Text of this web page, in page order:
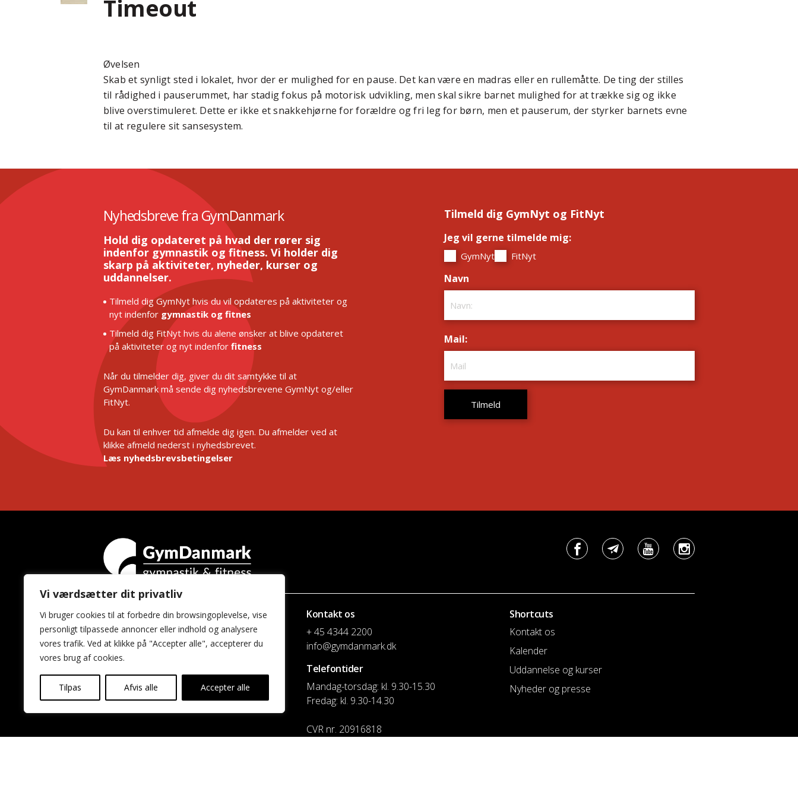
Vi værdsætter dit privatliv
Vi bruger cookies til at forbedre din browsingoplevelse, vise
personligt tilpassede annoncer eller indhold og analysere
vores trafik. Ved at klikke på "Accepter alle", accepterer du
vores brug af cookies.
Tilpas Afvis alle Accepter alle
Timeout
Øvelsen
Skab et synligt sted i lokalet, hvor der er mulighed for en pause. Det kan være en madras eller en rullemåtte. De ting der stilles
til rådighed i pauserummet, har stadig fokus på motorisk udvikling, men skal sikre barnet mulighed for at trække sig og ikke
blive overstimuleret. Dette er ikke et snakkehjørne for forældre og fri leg for børn, men et pauserum, der styrker barnets evne
til at regulere sit sansesystem.
Nyhedsbreve fra GymDanmark
Hold dig opdateret på hvad der rører sig
indenfor gymnastik og fitness. Vi holder dig
skarp på aktiviteter, nyheder, kurser og
uddannelser.
Tilmeld dig GymNyt hvis du vil opdateres på aktiviteter og
nyt indenfor gymnastik og fitnes
Tilmeld dig FitNyt hvis du alene ønsker at blive opdateret
på aktiviteter og nyt indenfor fitness
Når du tilmelder dig, giver du dit samtykke til at
GymDanmark må sende dig nyhedsbrevene GymNyt og/eller
FitNyt.
Du kan til enhver tid afmelde dig igen. Du afmelder ved at
klikke afmeld nederst i nyhedsbrevet.
Læs nyhedsbrevsbetingelser
Tilmeld dig GymNyt og FitNyt
Jeg vil gerne tilmelde mig:
GymNyt FitNyt
Navn
Mail:
GymDanmark
Idrættens Hus
Brøndby Stadion 20
2605 Brøndby
Kontakt os
+ 45 4344 2200
info@gymdanmark.dk
Telefontider
Mandag-torsdag: kl. 9.30-15.30
Fredag: kl. 9.30-14.30
CVR nr. 20916818
Shortcuts
Kontakt os
Kalender
Uddannelse og kurser
Nyheder og presse